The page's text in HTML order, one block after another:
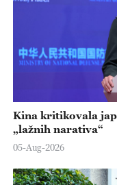
Kina kritikovala
„lažnih narativa“
05-Aug-2026